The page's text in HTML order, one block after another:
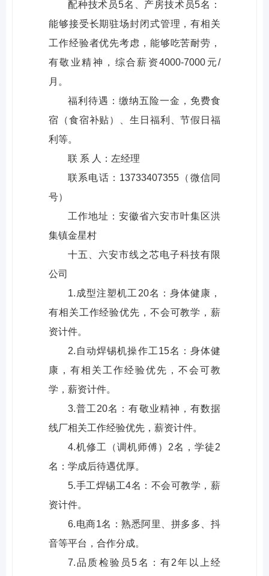
配种技术员5名、产房技术员5名：
能够接受长期驻场封闭式管理，有相关
工作经验者优先考虑，能够吃苦耐劳，
有敬业精神，综合薪资4000-7000元/
月。
福利待遇：缴纳五险一金，免费食
宿（食宿补贴）、生日福利、节假日福
利等。
联 系 人：左经理
联系电话：13733407355（微信同
号）
工作地址：安徽省六安市叶集区洪
集镇金星村
十五、六安市线之芯电子科技有限
公司
1.成型注塑机工20名：身体健康，
有相关工作经验优先，不会可教学，薪
资计件。
2.自动焊锡机操作工15名：身体健
康，有相关工作经验优先，不会可教
学，薪资计件。
3.普工20名：有敬业精神，有数据
线厂相关工作经验优先，薪资计件。
4.机修工（调机师傅）2名，学徒2
名：学成后待遇优厚。
5.手工焊锡工4名：不会可教学，薪
资计件。
6.电商1名：熟悉阿里、拼多多、抖
音等平台，合作分成。
7.品质检验员5名：有2年以上经